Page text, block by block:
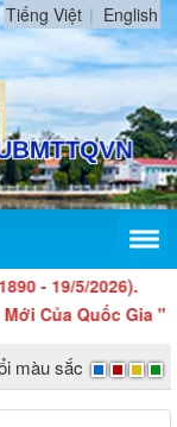
Tiếng Việt English
19/5/2026).
Quốc Gia "
màu sắc